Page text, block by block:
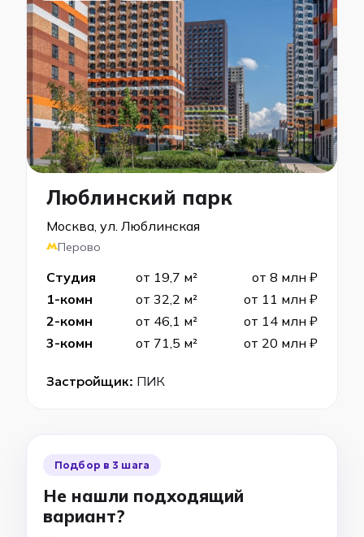
Люблинский парк
Москва, ул. Люблинская
Перово
Студия от 19,7 м²
от 8 млн ₽
1-комн
от 32,2 м²
от 11 млн ₽
2-комн
от 46,1 м²
от 14 млн ₽
3-комн
от 71,5 м² от 20 млн ₽
Застройщик: ПИК
Подбор в 3 шага
Не нашли подходящий
вариант?